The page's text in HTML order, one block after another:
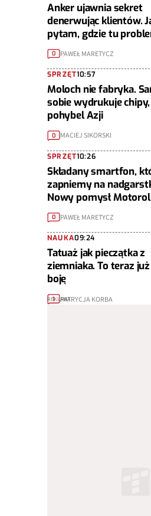
Anker ujawnia sekret
denerwując klientów.
pytam, gdzie tu
0 PAWEŁ MARETYCZ
SPRZĘT10:57
Moloch nie fabryka.
sobie wydrukuje
pohybel Azji
0 MACIEJ SIKORSKI
SPRZĘT10:26
Składany smartfon,
zapniemy na
Nowy pomysł
0 PAWEŁ MARETYCZ
NAUKA09:24
Tatuaż jak pieczątka z
ziemniaka. To teraz
boję
1 PATRYCJA KORBA